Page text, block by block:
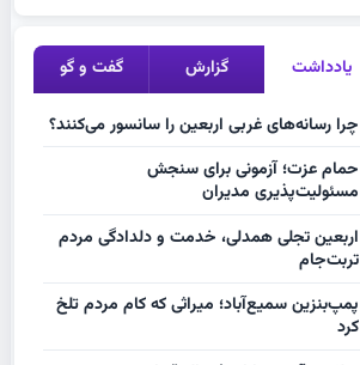
یادداشت گزارش گفت و گو
چرا رسانه‌های غربی اربعین را سانسور می‌کنند؟
حمام عزت؛ آزمونی برای سنجش
مسئولیت‌پذیری مدیران
اربعین تجلی همدلی، خدمت و دلدادگی مردم
تربت‌جام
پمپ‌بنزین سمیع‌آباد؛ میراثی که کام مردم تلخ
کرد